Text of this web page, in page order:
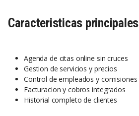
Caracteristicas principales
Agenda de citas online sin cruces
Gestion de servicios y precios
Control de empleados y comisiones
Facturacion y cobros integrados
Historial completo de clientes